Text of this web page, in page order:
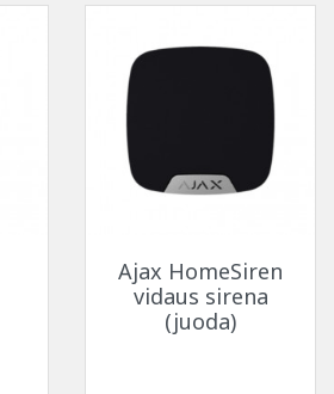
Ajax HomeSiren
vidaus sirena
(juoda)